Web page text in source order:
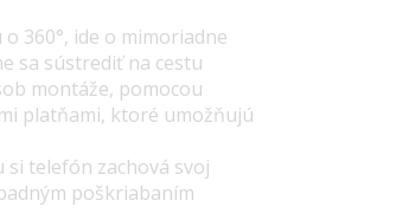
360°, ide o mimoriadne
sa sústrediť na cestu
montáže, pomocou
platňami, ktoré umožňujú
telefón zachová svoj
poškriabaním